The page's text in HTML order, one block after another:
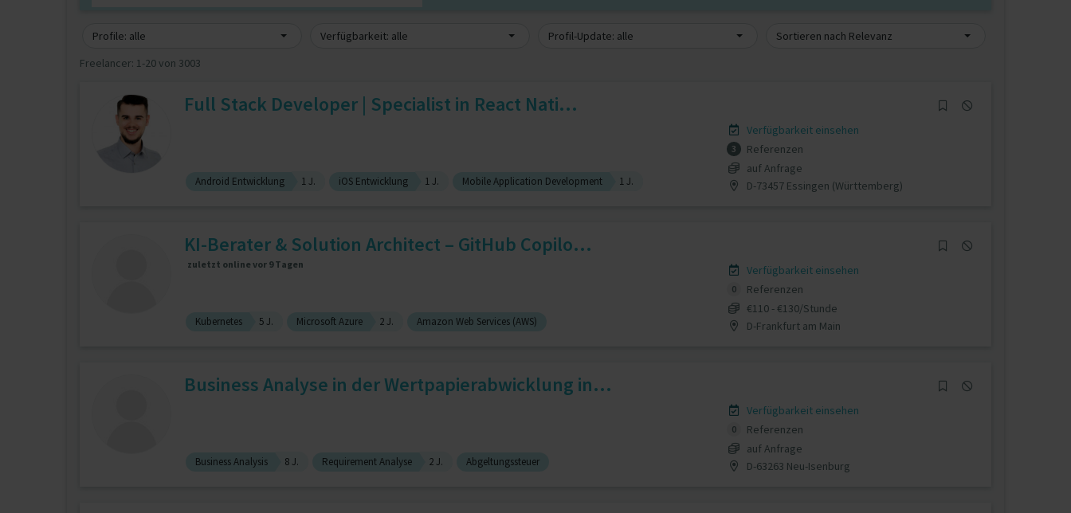
Profile: alle Verfügbarkeit: alle Profil-Update: alle
Sortieren nach Relevanz
Freelancer: 1-20 von 3003
Full Stack Developer | Specialist in React Nati...
Android Entwicklung 1 J. iOS Entwicklung 1 J. Mobile Application Development 1 J.
Verfügbarkeit einsehen
3
Referenzen
auf Anfrage
D-73457 Essingen (Württemberg)
KI-Berater & Solution Architect – GitHub Copilo...
zuletzt online vor 9 Tagen
Kubernetes 5 J. Microsoft Azure 2 J. Amazon Web Services (AWS)
Verfügbarkeit einsehen
0
Referenzen
€110 - €130/Stunde
D-Frankfurt am Main
Business Analyse in der Wertpapierabwicklung in...
Business Analysis 8 J. Requirement Analyse 2 J. Abgeltungssteuer
Verfügbarkeit einsehen
0
Referenzen
auf Anfrage
D-63263 Neu-Isenburg